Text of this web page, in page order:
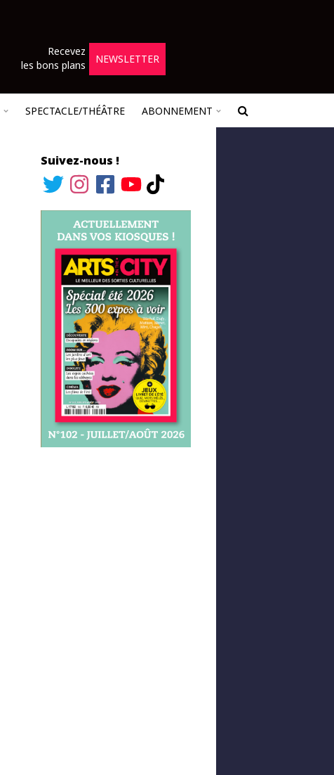
Recevez
les bons plans
NEWSLETTER
SPECTACLE/THÉÂTRE ABONNEMENT
Suivez-nous !